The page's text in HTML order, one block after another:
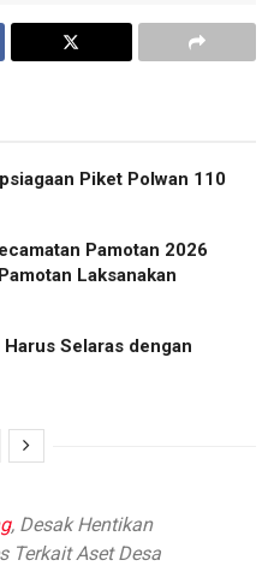
Piket Polwan 110
Pamotan 2026
Laksanakan
Selaras dengan
, Desak Hentikan
Terkait Aset Desa